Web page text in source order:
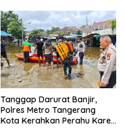
Tanggap Darurat Banjir,
Polres Metro Tangerang
Kota Kerahkan Perahu Karet